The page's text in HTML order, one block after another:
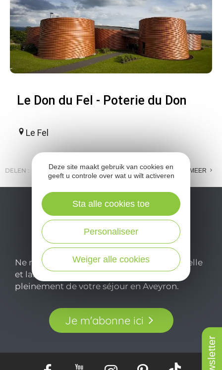
Le Don du Fel - Poterie du Don
Le Fel
DELEN : E-MAIL MESSENGER FACEBOOK MEER
Ne manquez pas notre newsletter mensuelle
et laissez-vous inspirer pour profiter
pleinement de votre séjour en Aveyron.
Je m'abonne ici
Deze site maakt gebruik van cookies en
geeft u controle over wat u wilt activeren
Weiger alle cookies
Personaliseer
Sta alle cookies toe